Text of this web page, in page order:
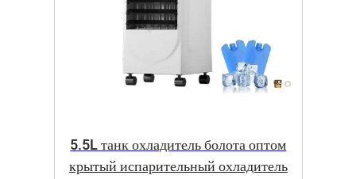
5.5L танк охладитель болота оптом
крытый испарительный охладитель